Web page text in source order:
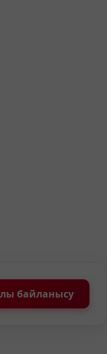
байланысу